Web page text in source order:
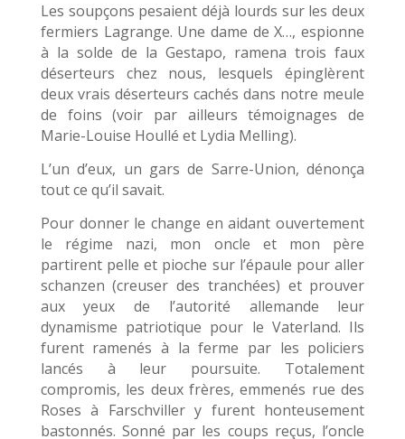
Les soupçons pesaient déjà lourds sur les deux
fermiers Lagrange. Une dame de X…, espionne
à la solde de la Gestapo, ramena trois faux
déserteurs chez nous, lesquels épinglèrent
deux vrais déserteurs cachés dans notre meule
de foins (voir par ailleurs témoignages de
Marie-Louise Houllé et Lydia Melling).
L’un d’eux, un gars de Sarre-Union, dénonça
tout ce qu’il savait.
Pour donner le change en aidant ouvertement
le régime nazi, mon oncle et mon père
partirent pelle et pioche sur l’épaule pour aller
schanzen (creuser des tranchées) et prouver
aux yeux de l’autorité allemande leur
dynamisme patriotique pour le Vaterland. Ils
furent ramenés à la ferme par les policiers
lancés à leur poursuite. Totalement
compromis, les deux frères, emmenés rue des
Roses à Farschviller y furent honteusement
bastonnés. Sonné par les coups reçus, l’oncle